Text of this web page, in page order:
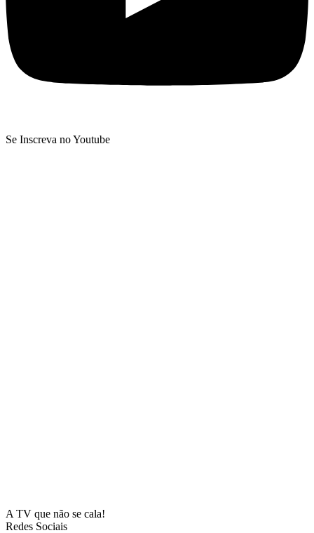
Se Inscreva no Youtube
A TV que não se cala!
Redes Sociais